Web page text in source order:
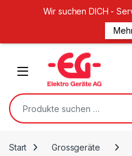
Open
Suche nach:
Start Grossgeräte
Wir suchen DICH -